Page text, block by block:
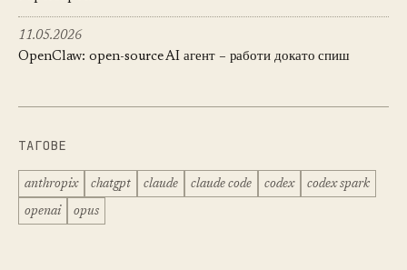
11.05.2026
OpenClaw: open-source AI агент – работи докато спиш
ТАГОВЕ
anthropix chatgpt claude claude code codex codex spark
openai opus